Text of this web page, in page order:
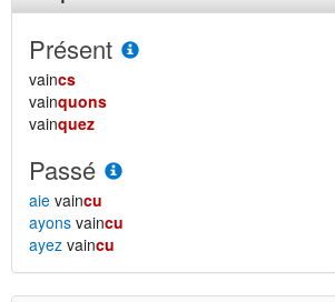
Présent
vaincs
vainquons
vainquez
Passé
aie vaincu
ayons vaincu
ayez vaincu